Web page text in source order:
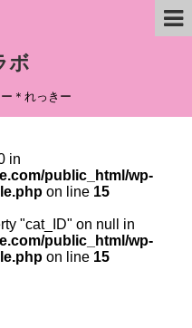
ボ
＊れっきー
in
public_html/wp-
on line 15
"cat_ID" on null in
public_html/wp-
on line 15